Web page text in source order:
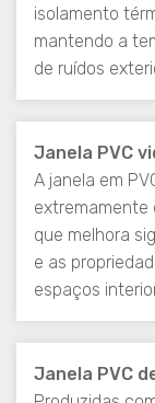
isolamento
mantendo a
de ruídos
Janela PVC
A janela em
extremamente
que melhora
e as
espaços
Janela PVC